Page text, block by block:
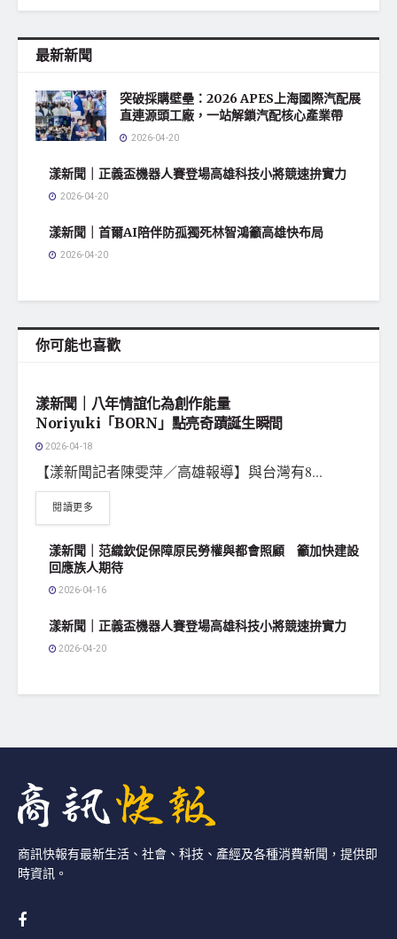
最新新聞
突破採購壁壘：2026 APES上海國際汽配展
直連源頭工廠，一站解鎖汽配核心產業帶
2026-04-20
漾新聞｜正義盃機器人賽登場高雄科技小將競速拚實力
2026-04-20
漾新聞｜首爾AI陪伴防孤獨死林智鴻籲高雄快布局
2026-04-20
你可能也喜歡
漾新聞｜八年情誼化為創作能量
Noriyuki「BORN」點亮奇蹟誕生瞬間
2026-04-18
【漾新聞記者陳雯萍／高雄報導】與台灣有8...
閱讀更多
漾新聞｜范織欽促保障原民勞權與都會照顧 籲加快建設
回應族人期待
2026-04-16
漾新聞｜正義盃機器人賽登場高雄科技小將競速拚實力
2026-04-20
商訊快報有最新生活、社會、科技、產經及各種消費新聞，提供即
時資訊。